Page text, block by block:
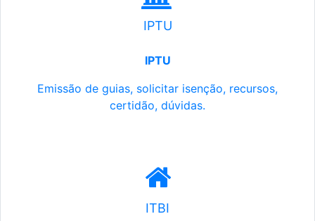
IPTU
IPTU
Emissão de guias, solicitar isenção, recursos,
certidão, dúvidas.
ITBI